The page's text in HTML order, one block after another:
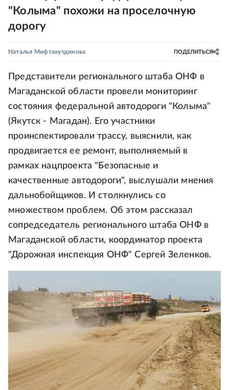
"Колыма" похожи на проселочную
дорогу
Наталья Мифтахутдинова ПОДЕЛИТЬСЯ
Представители регионального штаба ОНФ в
Магаданской области провели мониторинг
состояния федеральной автодороги "Колыма"
(Якутск - Магадан). Его участники
проинспектировали трассу, выяснили, как
продвигается ее ремонт, выполняемый в
рамках нацпроекта "Безопасные и
качественные автодороги", выслушали мнения
дальнобойщиков. И столкнулись со
множеством проблем. Об этом рассказал
сопредседатель регионального штаба ОНФ в
Магаданской области, координатор проекта
"Дорожная инспекция ОНФ" Сергей Зеленков.